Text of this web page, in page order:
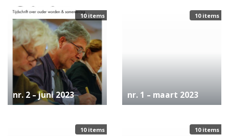
10 items
nr. 2 – juni 2023
10 items
nr. 1 – maart 2023
10 items 10 items